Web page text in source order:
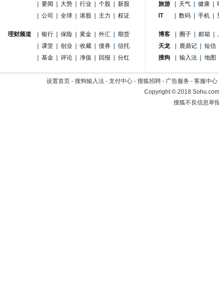
要闻 大势 行业 个股
新股
公司 全球 港股 主力 权证
理财频道 银行 保险 黄金 外汇
期货
课堂 创业 收藏 债券
信托
基金 评论 净值 回报 分红
旅游
天气 健康
IT
数码 手机
博客 圈子 邮箱
天龙
鹿鼎记
短信
搜狗
输入法 地图
设置首页 - 搜狗输入法 - 支付中心 - 搜狐招聘 - 广告服务 - 客服中心
Copyright©2018
搜狐不良信息举